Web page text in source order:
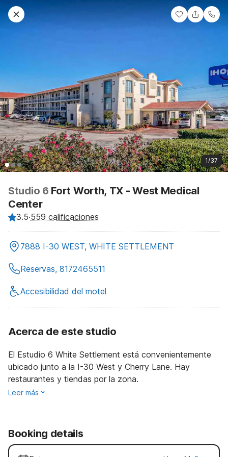
1/37
Studio 6 Fort Worth, TX - West Medical
Center
3.5·559 calificaciones
7888 I-30 WEST, WHITE SETTLEMENT
Reservas, 8172465511
Accesibilidad del motel
Acerca de este studio
El Estudio 6 White Settlement está convenientemente
ubicado junto a la I-30 West y Cherry Lane. Hay
restaurantes y tiendas por la zona.
Leer más
Booking details